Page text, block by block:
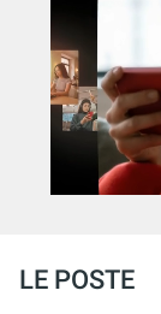
LE POSTE